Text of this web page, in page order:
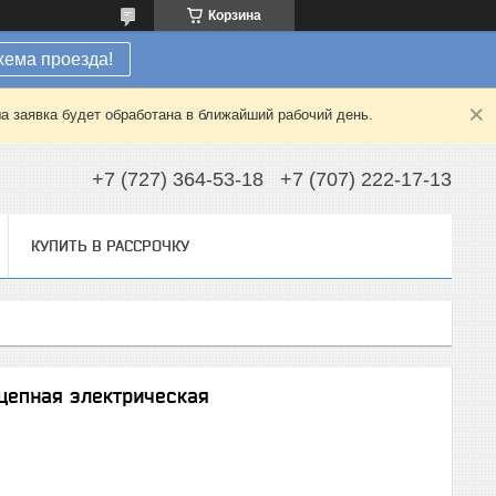
Корзина
проезда!
будет обработана в ближайший рабочий день.
+7 (727) 364-53-18 +7 (707) 222-17-13
КУПИТЬ В РАССРОЧКУ
электрическая